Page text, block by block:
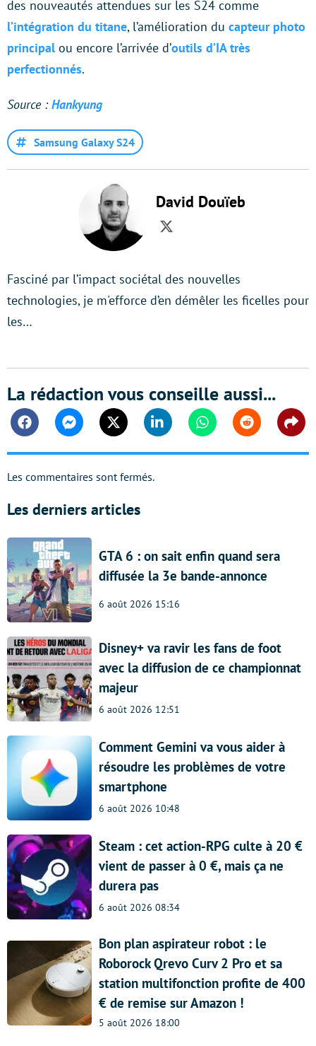
des nouveautés attendues sur les S24 comme
l’intégration du titane, l’amélioration du capteur photo
principalou encore l’arrivée d’outils d’IA très
perfectionnés.
Source : Hankyung
Samsung Galaxy S24
David Douïeb
Twitter
Fasciné par l’impact sociétal des nouvelles
technologies, je m'efforce d’en démêler les ficelles pour
les…
La rédaction vous conseille aussi...
FacebookMessengerTwitter Linkedin WhatsappReddit
Les commentaires sont fermés.
Les derniers articles
GTA 6 : on sait enfin quand sera
diffusée la 3e bande-annonce
6 août 2026 15:16
Disney+ va ravir les fans de foot
avec la diffusion de ce championnat
majeur
6 août 2026 12:51
Comment Gemini va vous aider à
résoudre les problèmes de votre
smartphone
6 août 2026 10:48
Steam : cet action-RPG culte à 20 €
vient de passer à 0 €, mais ça ne
durera pas
6 août 2026 08:34
Bon plan aspirateur robot : le
Roborock Qrevo Curv 2 Pro et sa
station multifonction profite de 400
€ de remise sur Amazon !
5 août 2026 18:00